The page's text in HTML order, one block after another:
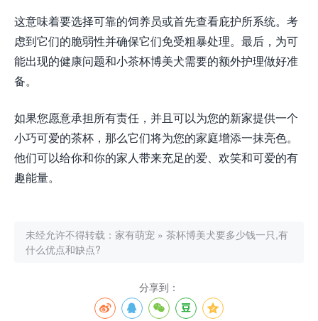
这意味着要选择可靠的饲养员或首先查看庇护所系统。考
虑到它们的脆弱性并确保它们免受粗暴处理。最后，为可
能出现的健康问题和小茶杯博美犬需要的额外护理做好准
备。
如果您愿意承担所有责任，并且可以为您的新家提供一个
小巧可爱的茶杯，那么它们将为您的家庭增添一抹亮色。
他们可以给你和你的家人带来充足的爱、欢笑和可爱的有
趣能量。
未经允许不得转载： 家有萌宠 » 茶杯博美犬要多少钱一只,有
什么优点和缺点?
分享到：